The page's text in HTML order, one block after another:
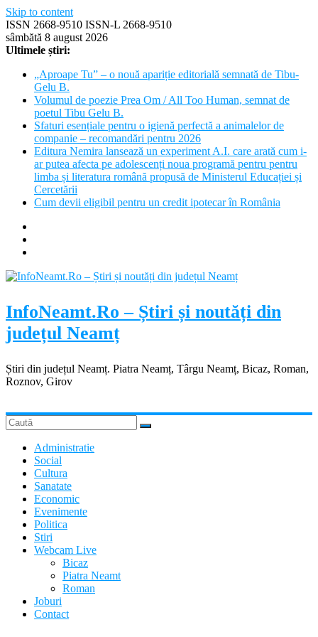
Skip to content
ISSN 2668-9510 ISSN-L 2668-9510
sâmbătă 8 august 2026
Ultimele știri:
„Aproape Tu” – o nouă apariție editorială semnată de Tibu-
Gelu B.
Volumul de poezie Prea Om / All Too Human, semnat de
poetul Tibu Gelu B.
Sfaturi esențiale pentru o igienă perfectă a animalelor de
companie – recomandări pentru 2026
Editura Nemira lansează un experiment A.I. care arată cum i-
ar putea afecta pe adolescenți noua programă pentru pentru
limba și literatura română propusă de Ministerul Educației și
Cercetării
Cum devii eligibil pentru un credit ipotecar în România
InfoNeamt.Ro – Știri și noutăți din
județul Neamț
Știri din județul Neamț. Piatra Neamț, Târgu Neamț, Bicaz, Roman,
Roznov, Girov
Administratie
Social
Cultura
Sanatate
Economic
Evenimente
Politica
Stiri
Webcam Live
Bicaz
Piatra Neamt
Roman
Joburi
Contact